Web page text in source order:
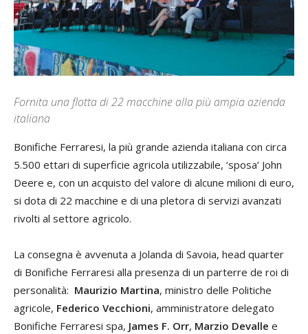
Fornita una flotta di 22 macchine alla più ampia azienda
italiana
Bonifiche Ferraresi, la più grande azienda italiana con circa
5.500 ettari di superficie agricola utilizzabile, ‘sposa’ John
Deere e, con un acquisto del valore di alcune milioni di euro,
si dota di 22 macchine e di una pletora di servizi avanzati
rivolti al settore agricolo.
La consegna è avvenuta a Jolanda di Savoia, head quarter
di Bonifiche Ferraresi alla presenza di un parterre de roi di
personalità: Maurizio Martina, ministro delle Politiche
agricole, Federico Vecchioni, amministratore delegato
Bonifiche Ferraresi spa, James F. Orr, Marzio Devalle e